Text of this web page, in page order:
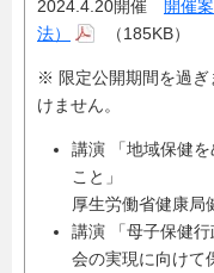
2024.4.20開催 開催
法）
（185KB）
※ 限定公開期間を過ぎ
けません。
講演 「地域保健
こと」
厚生労働省健康
講演 「母子保健
会の実現に向けて